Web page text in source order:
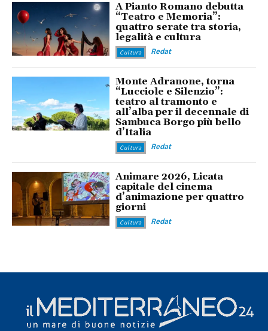
A Pianto Romano debutta
“Teatro e Memoria”:
quattro serate tra storia,
legalità e cultura
Cultura Redat
Monte Adranone, torna
“Lucciole e Silenzio”:
teatro al tramonto e
all’alba per il decennale di
Sambuca Borgo più bello
d’Italia
Cultura Redat
Animare 2026, Licata
capitale del cinema
d’animazione per quattro
giorni
Cultura Redat